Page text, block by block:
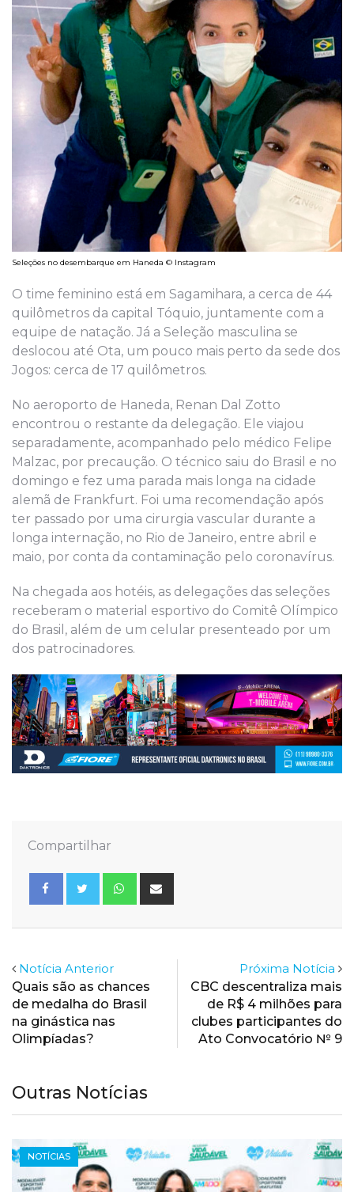
Seleções no desembarque em Haneda © Instagram
O time feminino está em Sagamihara, a cerca de 44
quilômetros da capital Tóquio, juntamente com a
equipe de natação. Já a Seleção masculina se
deslocou até Ota, um pouco mais perto da sede dos
Jogos: cerca de 17 quilômetros.
No aeroporto de Haneda, Renan Dal Zotto
encontrou o restante da delegação. Ele viajou
separadamente, acompanhado pelo médico Felipe
Malzac, por precaução. O técnico saiu do Brasil e no
domingo e fez uma parada mais longa na cidade
alemã de Frankfurt. Foi uma recomendação após
ter passado por uma cirurgia vascular durante a
longa internação, no Rio de Janeiro, entre abril e
maio, por conta da contaminação pelo coronavírus.
Na chegada aos hotéis, as delegações das seleções
receberam o material esportivo do Comitê Olímpico
do Brasil, além de um celular presenteado por um
dos patrocinadores.
Compartilhar
Whatsapp
Notícia Anterior
Quais são as chances
de medalha do Brasil
na ginástica nas
Olimpíadas?
Próxima Notícia
CBC descentraliza mais
de R$ 4 milhões para
clubes participantes do
Ato Convocatório № 9
Outras Notícias
NOTÍCIAS